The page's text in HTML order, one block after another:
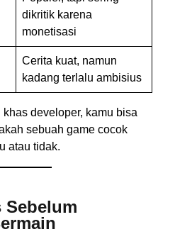
dikritik karena
monetisasi
Cerita kuat, namun
kadang terlalu ambisius
developer, kamu bisa
sebuah game cocok
atau tidak.
Sebelum